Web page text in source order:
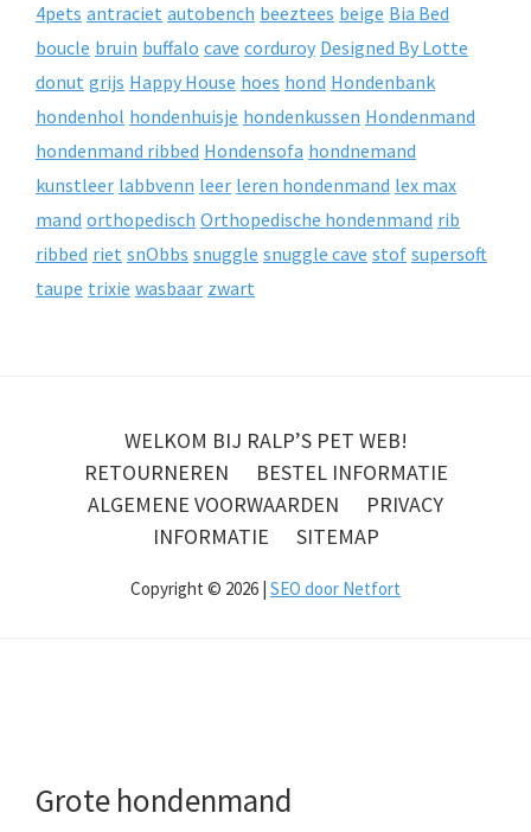
4pets antraciet autobench beeztees beige Bia Bed
boucle bruin buffalo cave corduroy Designed By Lotte
donut grijs Happy House hoes hond Hondenbank
hondenhol hondenhuisje hondenkussen Hondenmand
hondenmand ribbed Hondensofa hondnemand
kunstleer labbvenn leer leren hondenmand lex max
mand orthopedisch Orthopedische hondenmand rib
ribbed riet snObbs snuggle snuggle cave stof supersoft
taupe trixie wasbaar zwart
WELKOM BIJ RALP’S PET WEB!
RETOURNEREN
BESTEL INFORMATIE
ALGEMENE VOORWAARDEN
PRIVACY
INFORMATIE
SITEMAP
Copyright © 2026 | SEO door Netfort
Grote hondenmand